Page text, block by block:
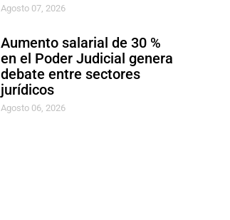
Agosto 07, 2026
Aumento salarial de 30 %
en el Poder Judicial genera
debate entre sectores
jurídicos
Agosto 06, 2026